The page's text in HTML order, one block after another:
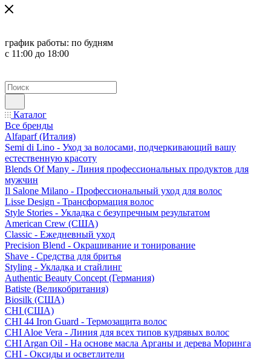
график работы: по будням
с 11:00 до 18:00
Каталог
Все бренды
Alfaparf (Италия)
Semi di Lino - Уход за волосами, подчеркивающий вашу
естественную красоту
Blends Of Many - Линия профессиональных продуктов для
мужчин
Il Salone Milano - Профессиональный уход для волос
Lisse Design - Трансформация волос
Style Stories - Укладка с безупречным результатом
American Crew (США)
Classic - Ежедневный уход
Precision Blend - Окрашивание и тонирование
Shave - Средства для бритья
Styling - Укладка и стайлинг
Authentic Beauty Concept (Германия)
Batiste (Великобритания)
Biosilk (США)
CHI (США)
CHI 44 Iron Guard - Термозащита волос
CHI Aloe Vera - Линия для всех типов кудрявых волос
CHI Argan Oil - На основе масла Арганы и дерева Моринга
CHI - Оксиды и осветлители